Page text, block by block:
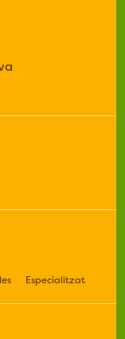
Especialitzat